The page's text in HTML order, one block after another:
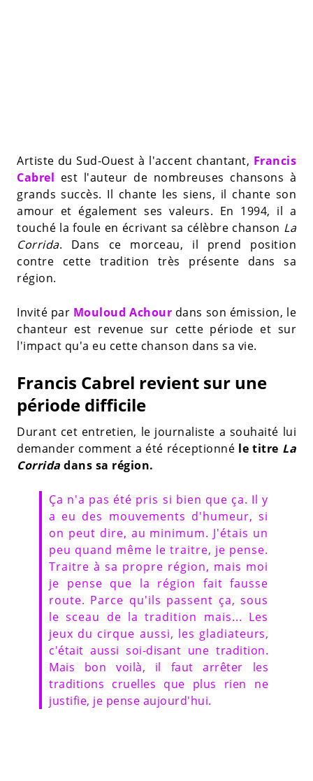
Artiste du Sud-Ouest à l'accent chantant, Francis
Cabrel est l'auteur de nombreuses chansons à
grands succès. Il chante les siens, il chante son
amour et également ses valeurs. En 1994, il a
touché la foule en écrivant sa célèbre chanson La
Corrida. Dans ce morceau, il prend position
contre cette tradition très présente dans sa
région.
Invité par Mouloud Achour dans son émission, le
chanteur est revenue sur cette période et sur
l'impact qu'a eu cette chanson dans sa vie.
Francis Cabrel revient sur une
période difficile
Durant cet entretien, le journaliste a souhaité lui
demander comment a été réceptionné le titre La
Corrida dans sa région.
Ça n'a pas été pris si bien que ça. Il y
a eu des mouvements d'humeur, si
on peut dire, au minimum. J'étais un
peu quand même le traitre, je pense.
Traitre à sa propre région, mais moi
je pense que la région fait fausse
route. Parce qu'ils passent ça, sous
le sceau de la tradition mais... Les
jeux du cirque aussi, les gladiateurs,
c'était aussi soi-disant une tradition.
Mais bon voilà, il faut arrêter les
traditions cruelles que plus rien ne
justifie, je pense aujourd'hui.